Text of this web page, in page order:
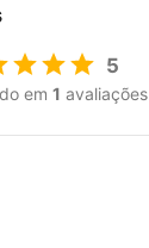
5
em 1 avaliações